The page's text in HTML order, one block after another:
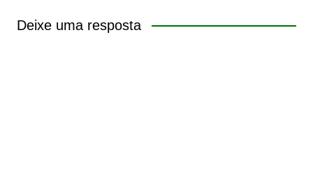
Deixe uma resposta